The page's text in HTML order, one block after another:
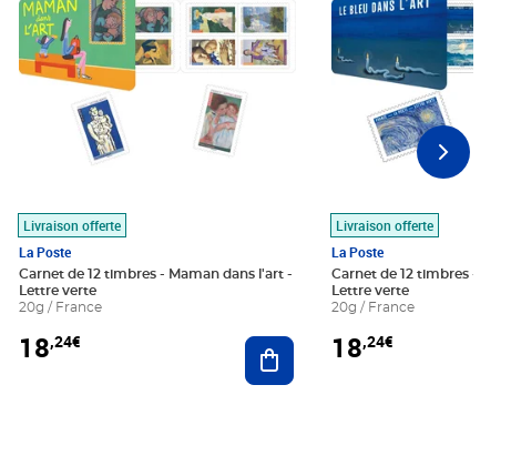
au panier
Livraison offerte
La Poste
Carnet de 12 timbres - Maman dans l'art -
Lettre verte
20g / France
18,24€ Ajouter au panier
Livraison offerte
La Poste
Carnet de 12 timbres - Le
Lettre verte
20g / France
18,24€